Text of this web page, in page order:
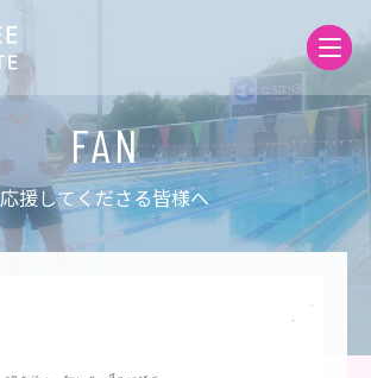
応援してくださる皆様へ